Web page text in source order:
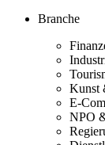
Branche
Kunst
E-
NPO